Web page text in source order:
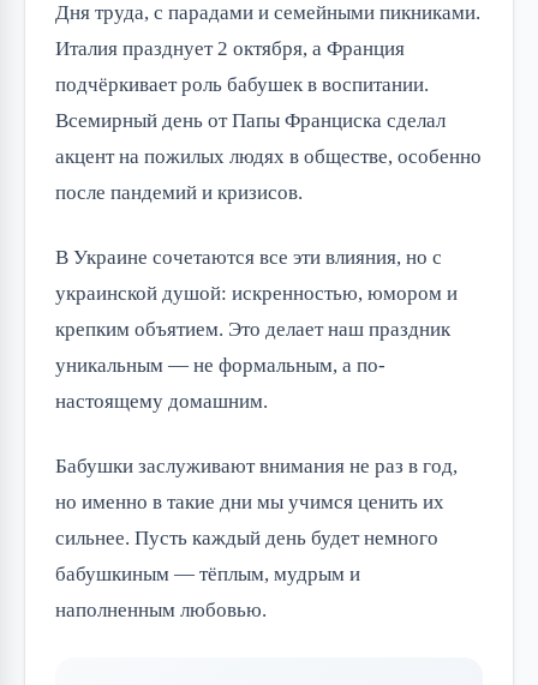
Дня труда, с парадами и семейными пикниками.
Италия празднует 2 октября, а Франция
подчёркивает роль бабушек в воспитании.
Всемирный день от Папы Франциска сделал
акцент на пожилых людях в обществе, особенно
после пандемий и кризисов.
В Украине сочетаются все эти влияния, но с
украинской душой: искренностью, юмором и
крепким объятием. Это делает наш праздник
уникальным — не формальным, а по-
настоящему домашним.
Бабушки заслуживают внимания не раз в год,
но именно в такие дни мы учимся ценить их
сильнее. Пусть каждый день будет немного
бабушкиным — тёплым, мудрым и
наполненным любовью.